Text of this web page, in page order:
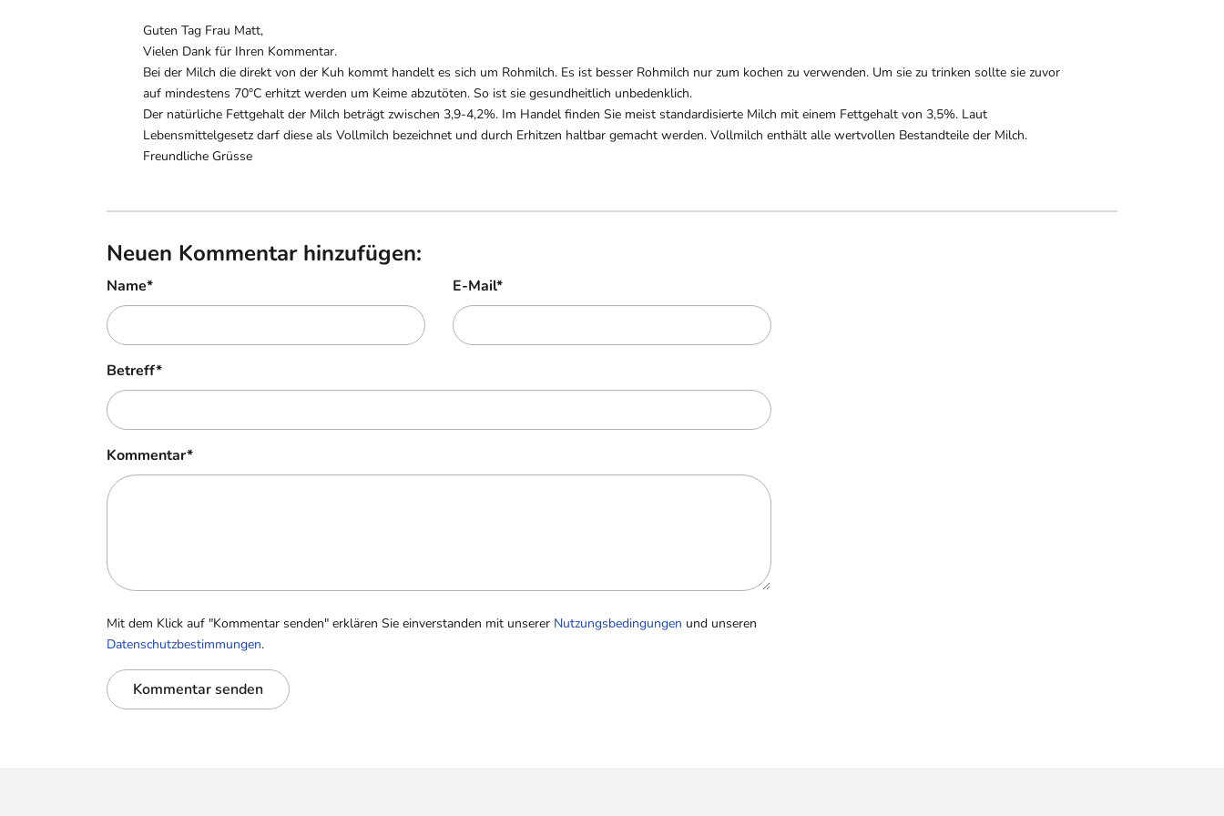
Guten Tag Frau Matt,
Vielen Dank für Ihren Kommentar.
Bei der Milch die direkt von der Kuh kommt handelt es sich um Rohmilch. Es ist besser Rohmilch nur zum kochen zu verwenden. Um sie zu trinken sollte sie zuvor
auf mindestens 70°C erhitzt werden um Keime abzutöten. So ist sie gesundheitlich unbedenklich.
Der natürliche Fettgehalt der Milch beträgt zwischen 3,9-4,2%. Im Handel finden Sie meist standardisierte Milch mit einem Fettgehalt von 3,5%. Laut
Lebensmittelgesetz darf diese als Vollmilch bezeichnet und durch Erhitzen haltbar gemacht werden. Vollmilch enthält alle wertvollen Bestandteile der Milch.
Freundliche Grüsse
Neuen Kommentar hinzufügen:
Name* E-Mail*
Betreff*
Kommentar*
Mit dem Klick auf "Kommentar senden" erklären Sie einverstanden mit unserer Nutzungsbedingungen und unseren
Datenschutzbestimmungen.
Kommentar senden